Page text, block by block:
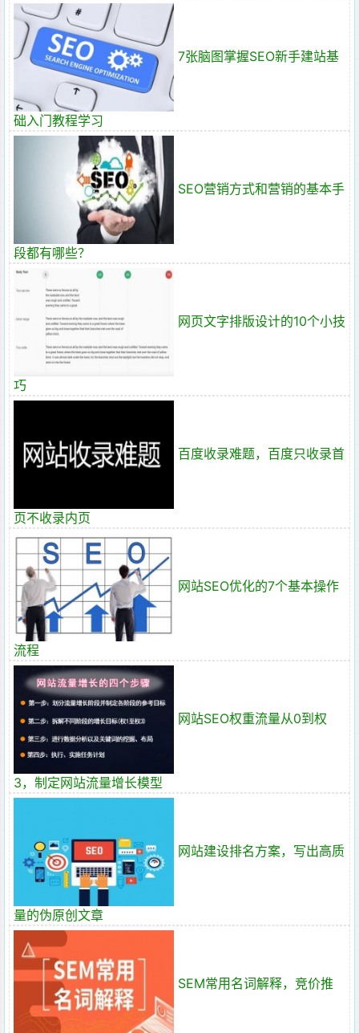
7张脑图掌握SEO新手建站基
础入门教程学习
SEO营销方式和营销的基本手
段都有哪些？
网页文字排版设计的10个小技
巧
百度收录难题，百度只收录首
页不收录内页
网站SEO优化的7个基本操作
流程
网站SEO权重流量从0到权
3，制定网站流量增长模型
网站建设排名方案，写出高质
量的伪原创文章
SEM常用名词解释，竞价推